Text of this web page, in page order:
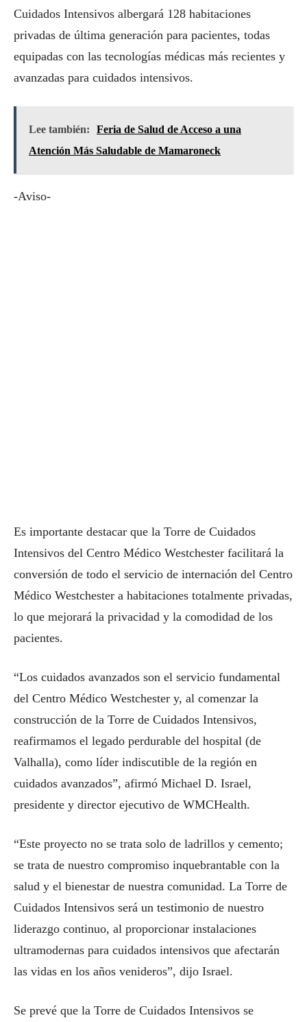
Cuidados Intensivos albergará 128 habitaciones
privadas de última generación para pacientes, todas
equipadas con las tecnologías médicas más recientes y
avanzadas para cuidados intensivos.
Lee también:
Feria de Salud de Acceso a una
Atención Más Saludable de Mamaroneck
-Aviso-
Es importante destacar que la Torre de Cuidados
Intensivos del Centro Médico Westchester facilitará la
conversión de todo el servicio de internación del Centro
Médico Westchester a habitaciones totalmente privadas,
lo que mejorará la privacidad y la comodidad de los
pacientes.
“Los cuidados avanzados son el servicio fundamental
del Centro Médico Westchester y, al comenzar la
construcción de la Torre de Cuidados Intensivos,
reafirmamos el legado perdurable del hospital (de
Valhalla), como líder indiscutible de la región en
cuidados avanzados”, afirmó Michael D. Israel,
presidente y director ejecutivo de WMCHealth.
“Este proyecto no se trata solo de ladrillos y cemento;
se trata de nuestro compromiso inquebrantable con la
salud y el bienestar de nuestra comunidad. La Torre de
Cuidados Intensivos será un testimonio de nuestro
liderazgo continuo, al proporcionar instalaciones
ultramodernas para cuidados intensivos que afectarán
las vidas en los años venideros”, dijo Israel.
Se prevé que la Torre de Cuidados Intensivos se